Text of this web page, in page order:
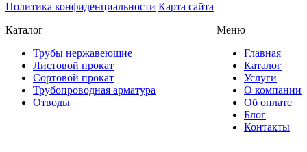
Политика конфиденциальности Карта сайта
Каталог
Трубы нержавеющие
Листовой прокат
Сортовой прокат
Трубопроводная арматура
Отводы
Меню
Главная
Каталог
Услуги
О компании
Об оплате
Блог
Контакты